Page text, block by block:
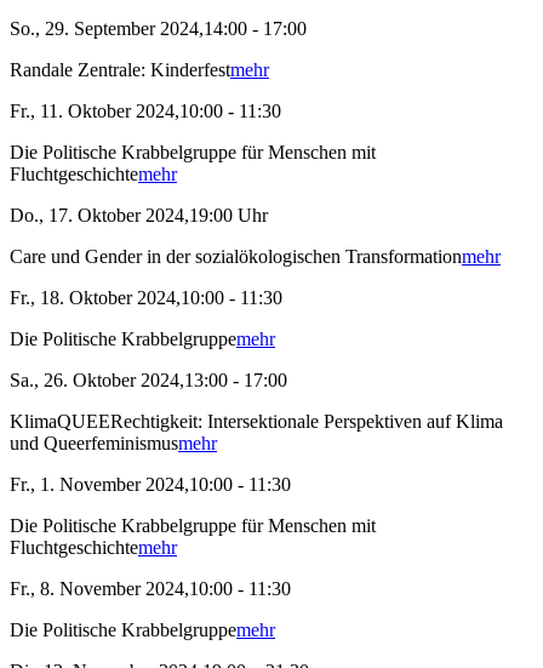
So., 29. September 2024,14:00 - 17:00
Randale Zentrale: Kinderfestmehr
Fr., 11. Oktober 2024,10:00 - 11:30
Die Politische Krabbelgruppe für Menschen mit
Fluchtgeschichtemehr
Do., 17. Oktober 2024,19:00 Uhr
Care und Gender in der sozialökologischen Transformationmehr
Fr., 18. Oktober 2024,10:00 - 11:30
Die Politische Krabbelgruppemehr
Sa., 26. Oktober 2024,13:00 - 17:00
KlimaQUEERechtigkeit: Intersektionale Perspektiven auf Klima
und Queerfeminismusmehr
Fr., 1. November 2024,10:00 - 11:30
Die Politische Krabbelgruppe für Menschen mit
Fluchtgeschichtemehr
Fr., 8. November 2024,10:00 - 11:30
Die Politische Krabbelgruppemehr